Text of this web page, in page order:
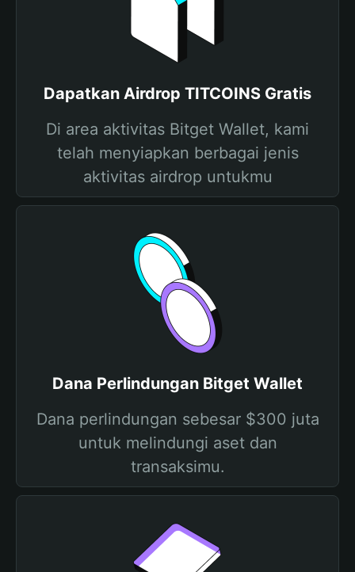
Dapatkan Airdrop TITCOINS Gratis
Di area aktivitas Bitget Wallet, kami
telah menyiapkan berbagai jenis
aktivitas airdrop untukmu
Dana Perlindungan Bitget Wallet
Dana perlindungan sebesar $300 juta
untuk melindungi aset dan
transaksimu.